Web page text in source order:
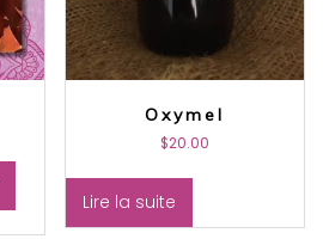
Oxymel
$20.00
Lire la suite